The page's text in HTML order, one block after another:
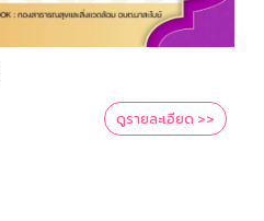
ดูรายละเอียด >>